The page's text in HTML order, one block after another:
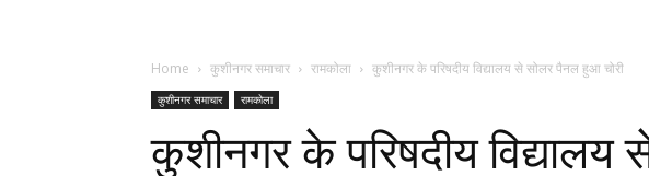
Home कुशीनगर समाचार रामकोला कुशीनगर के परिषदीय विद्यालय से सोलर पैनल हुआ चोरी
कुशीनगर समाचार रामकोला
कुशीनगर के परिषदीय